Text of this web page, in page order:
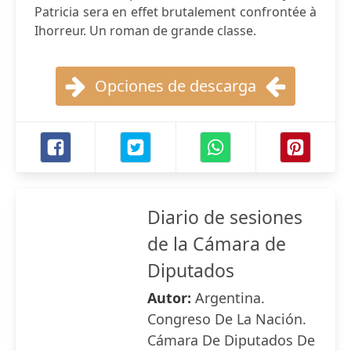
Patricia sera en effet brutalement confrontée à
Ihorreur. Un roman de grande classe.
Opciones de descarga
Diario de sesiones
de la Cámara de
Diputados
Autor: Argentina.
Congreso De La Nación.
Cámara De Diputados De